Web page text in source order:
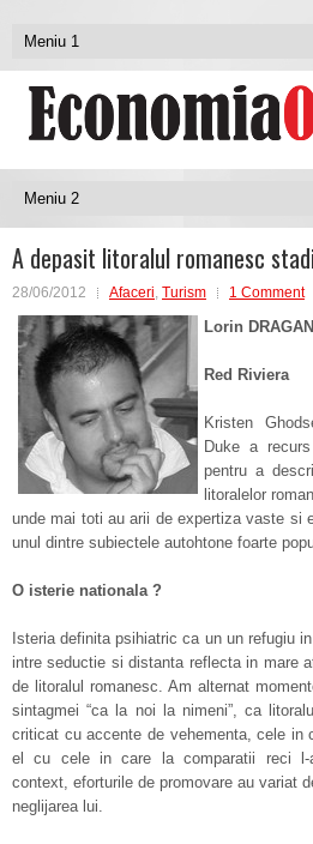
A depasit litoralul romanesc
28/06/2012 Afaceri, Turism 1 Comment
Lorin DRAGAN
Red Riviera
Kristen
Duke a
pentru a
litoralelor
unde mai toti au arii de expertiza vaste si
unul dintre subiectele autohtone foarte
O isterie nationala ?
Isteria definita psihiatric ca un un refugiu
intre seductie si distanta reflecta in mare
de litoralul romanesc. Am alternat
sintagmei “ca la noi la nimeni”, ca
criticat cu accente de vehementa, cele in
el cu cele in care la comparatii reci l-
context, eforturile de promovare au variat
neglijarea lui.